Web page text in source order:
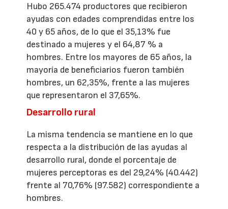
Hubo 265.474 productores que recibieron
ayudas con edades comprendidas entre los
40 y 65 años, de lo que el 35,13% fue
destinado a mujeres y el 64,87 % a
hombres. Entre los mayores de 65 años, la
mayoría de beneficiarios fueron también
hombres, un 62,35%, frente a las mujeres
que representaron el 37,65%.
Desarrollo rural
La misma tendencia se mantiene en lo que
respecta a la distribución de las ayudas al
desarrollo rural, donde el porcentaje de
mujeres perceptoras es del 29,24% (40.442)
frente al 70,76% (97.582) correspondiente a
hombres.